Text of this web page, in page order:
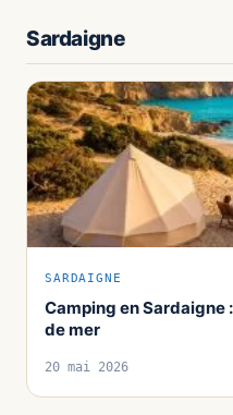
Sardaigne
SARDAIGNE
Camping en Sardaigne
de mer
20 mai 2026